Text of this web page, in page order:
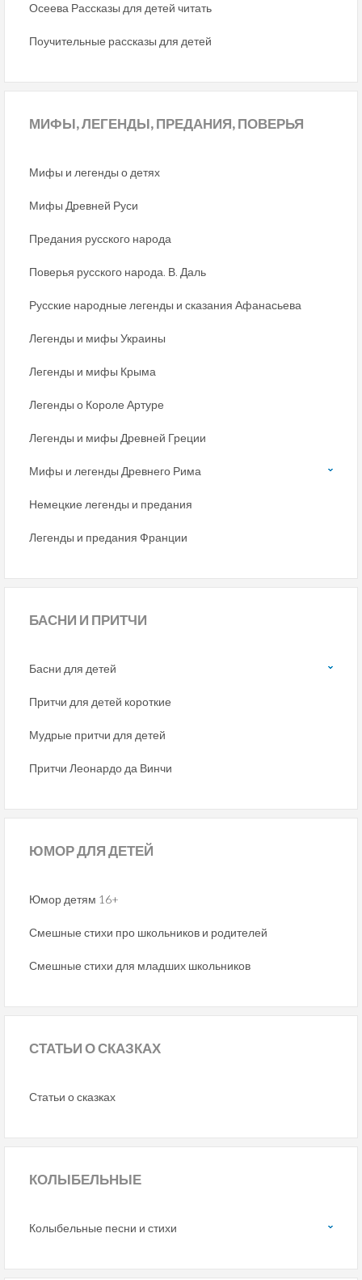
Осеева Рассказы для детей читать
Поучительные рассказы для детей
МИФЫ,ЛЕГЕНДЫ, ПРЕДАНИЯ, ПОВЕРЬЯ
Мифы и легенды о детях
Мифы Древней Руси
Предания русского народа
Поверья русского народа. В. Даль
Русские народные легенды и сказания Афанасьева
Легенды и мифы Украины
Легенды и мифы Крыма
Легенды о Короле Артуре
Легенды и мифы Древней Греции
Мифы и легенды Древнего Рима
Немецкие легенды и предания
Легенды и предания Франции
БАСНИ И ПРИТЧИ
Басни для детей
Притчи для детей короткие
Мудрые притчи для детей
Притчи Леонардо да Винчи
ЮМОРДЛЯ ДЕТЕЙ
Юмор детям 16+
Смешные стихи про школьников и родителей
Смешные стихи для младших школьников
СТАТЬИО СКАЗКАХ
Статьи о сказках
КОЛЫБЕЛЬНЫЕ
Колыбельные песни и стихи